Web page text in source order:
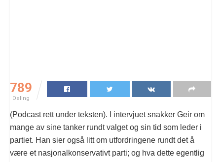
789
Deling
(Podcast rett under teksten). I intervjuet snakker Geir om
mange av sine tanker rundt valget og sin tid som leder i
partiet. Han sier også litt om utfordringene rundt det å
være et nasjonalkonservativt parti; og hva dette egentlig